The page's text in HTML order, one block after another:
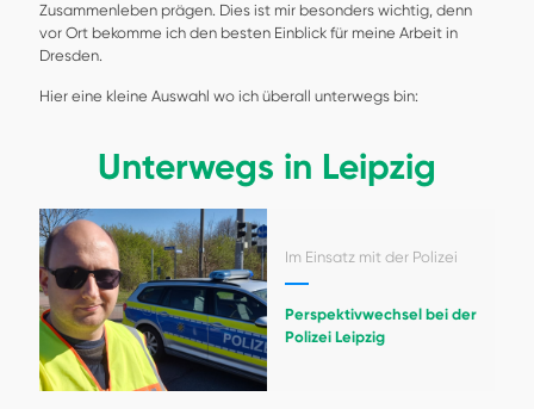
Zusammenleben prägen. Dies ist mir besonders wichtig, denn
vor Ort bekomme ich den besten Einblick für meine Arbeit in
Dresden.
Hier eine kleine Auswahl wo ich überall unterwegs bin:
Unterwegs in Leipzig
Im Einsatz mit der Polizei
Perspektivwechsel bei der
Polizei Leipzig